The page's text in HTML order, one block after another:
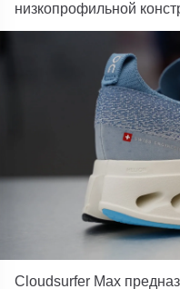
низкопрофильной
Cloudsurfer Max